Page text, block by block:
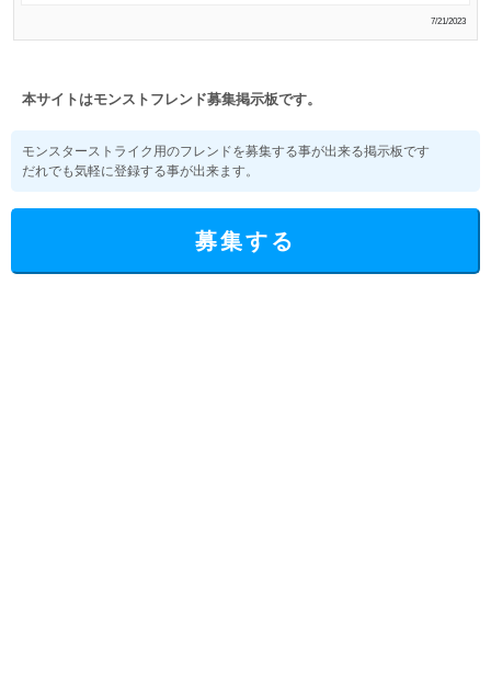
7/21/2023
本サイトはモンストフレンド募集掲示板です。
モンスターストライク用のフレンドを募集する事が出来る掲示板です
だれでも気軽に登録する事が出来ます。
募集する